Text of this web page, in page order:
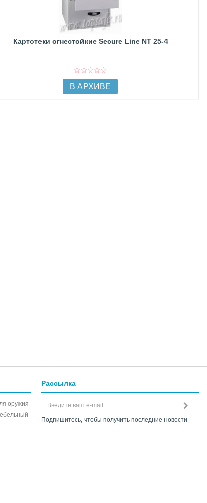
Картотеки огнестойкие Secure Line NT 25-4
В АРХИВЕ
оружия
Рассылка
Подпишитесь, чтобы получить последние новости